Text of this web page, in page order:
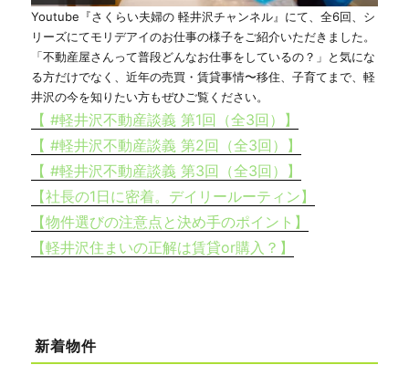
Youtube『さくらい夫婦の 軽井沢チャンネル』にて、全6回、シ
リーズにてモリデアイのお仕事の様子をご紹介いただきました。
「不動産屋さんって普段どんなお仕事をしているの？」と気にな
る方だけでなく、近年の売買・賃貸事情〜移住、子育てまで、軽
井沢の今を知りたい方もぜひご覧ください。
【 #軽井沢不動産談義 第1回（全3回）】
【 #軽井沢不動産談義 第2回（全3回）】
【 #軽井沢不動産談義 第3回（全3回）】
【社長の1日に密着。デイリールーティン】
【物件選びの注意点と決め手のポイント】
【軽井沢住まいの正解は賃貸or購入？】
新着物件